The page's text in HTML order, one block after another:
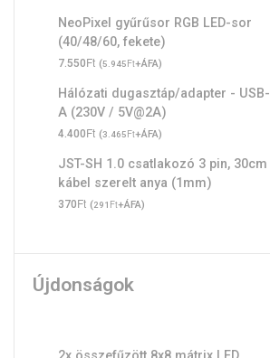
NeoPixel gyűrűsor RGB LED-sor
(40/48/60, fekete)
7.550Ft (5.945Ft+ÁFA)
Hálózati dugasztáp/adapter - USB-
A (230V / 5V@2A)
4.400Ft (3.465Ft+ÁFA)
JST-SH 1.0 csatlakozó 3 pin, 30cm
kábel szerelt anya (1mm)
370Ft (291 Ft+ÁFA)
Újdonságok